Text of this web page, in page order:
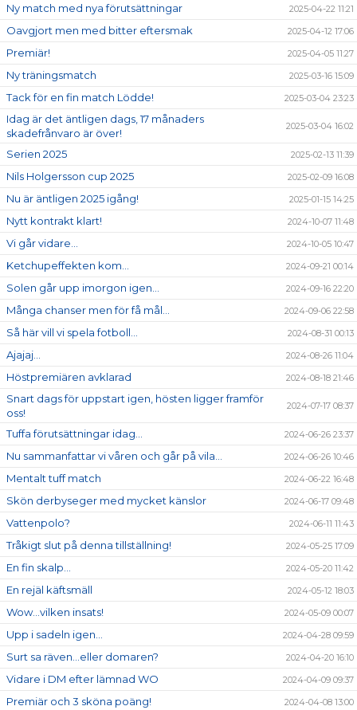
Ny match med nya förutsättningar 2025-04-22 11:21
Oavgjort men med bitter eftersmak 2025-04-12 17:06
Premiär! 2025-04-05 11:27
Ny träningsmatch 2025-03-16 15:09
Tack för en fin match Lödde! 2025-03-04 23:23
Idag är det äntligen dags, 17 månaders
skadefrånvaro är över!
2025-03-04 16:02
Serien 2025 2025-02-13 11:39
Nils Holgersson cup 2025 2025-02-09 16:08
Nu är äntligen 2025 igång! 2025-01-15 14:25
Nytt kontrakt klart! 2024-10-07 11:48
Vi går vidare... 2024-10-05 10:47
Ketchupeffekten kom... 2024-09-21 00:14
Solen går upp imorgon igen... 2024-09-16 22:20
Många chanser men för få mål... 2024-09-06 22:58
Så här vill vi spela fotboll... 2024-08-31 00:13
Ajajaj... 2024-08-26 11:04
Höstpremiären avklarad 2024-08-18 21:46
Snart dags för uppstart igen, hösten ligger framför
oss!
2024-07-17 08:37
Tuffa förutsättningar idag... 2024-06-26 23:37
Nu sammanfattar vi våren och går på vila... 2024-06-26 10:46
Mentalt tuff match 2024-06-22 16:48
Skön derbyseger med mycket känslor 2024-06-17 09:48
Vattenpolo? 2024-06-11 11:43
Tråkigt slut på denna tillställning! 2024-05-25 17:09
En fin skalp... 2024-05-20 11:42
En rejäl käftsmäll 2024-05-12 18:03
Wow...vilken insats! 2024-05-09 00:07
Upp i sadeln igen... 2024-04-28 09:59
Surt sa räven...eller domaren? 2024-04-20 16:10
Vidare i DM efter lämnad WO 2024-04-09 09:37
Premiär och 3 sköna poäng! 2024-04-08 13:00